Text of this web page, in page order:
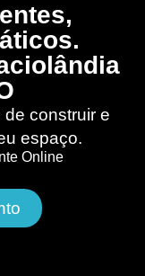
construir e
espaço.
Online